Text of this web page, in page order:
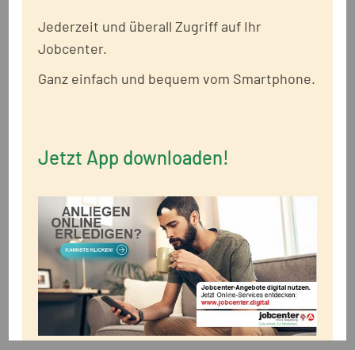
(jpg, gif, png)
(pdf, doc, docx, xls, xlsx)
Jederzeit und überall Zugriff auf Ihr
Jobcenter.
Ganz einfach und bequem vom Smartphone.
Jetzt App downloaden!